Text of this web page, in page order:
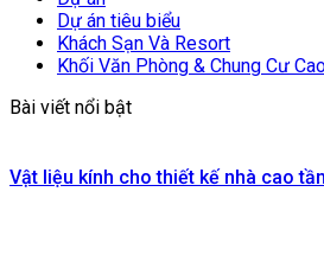
Dự án tiêu biểu
Khách Sạn Và Resort
Khối Văn Phòng & Chung Cư
Bài viết nổi bật
Vật liệu kính cho thiết kế nhà cao